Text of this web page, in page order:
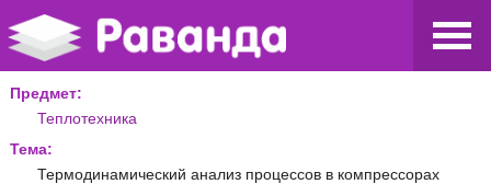
Предмет:
Теплотехника
Тема:
Термодинамический анализ процессов в компрессорах